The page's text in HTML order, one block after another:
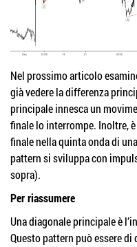
Nel prossimo articolo
già vedere la differenza
principale innesca un
finale lo interrompe. Inoltre,
finale nella quinta onda di
pattern si sviluppa con
sopra).
Per riassumere
Una diagonale principale è
Questo pattern può essere